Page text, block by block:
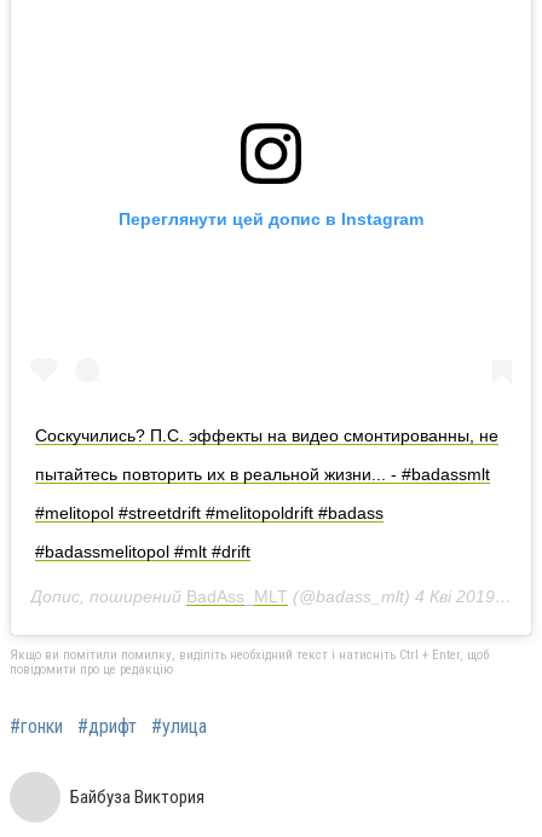
Переглянути цей допис в Instagram
Соскучились? П.С. эффекты на видео смонтированны, не
пытайтесь повторить их в реальной жизни... - #badassmlt
#melitopol #streetdrift #melitopoldrift #badass
#badassmelitopol #mlt #drift
Допис, поширений BadAss_MLT (@badass_mlt) 4 Кві 2019 р. о 1:43 PDT
Якщо ви помітили помилку, виділіть необхідний текст і натисніть Ctrl + Enter, щоб
повідомити про це редакцію
#гонки #дрифт #улица
Байбуза Виктория